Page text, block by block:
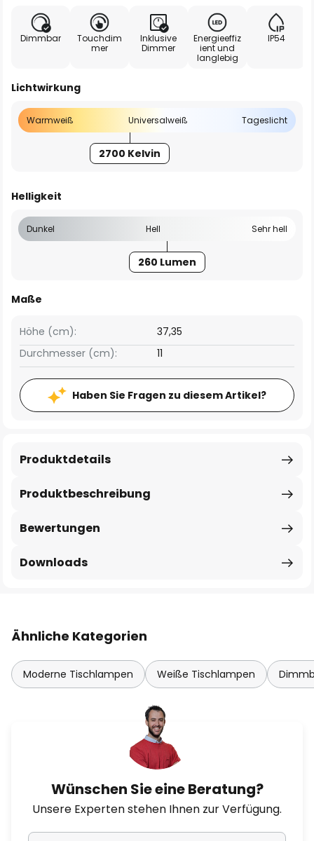
Dimmbar
Touchdim
mer
Inklusive
Dimmer
Energieeffiz
ient und
langlebig
IP54
Lichtwirkung
Warmweiß Universalweiß Tageslicht
2700 Kelvin
Helligkeit
Dunkel Hell Sehr hell
260 Lumen
Maße
Höhe (cm):
37,35
Durchmesser (cm):
11
Haben Sie Fragen zu diesem Artikel?
Produktbeschreibung
Produktdetails
Bewertungen
Downloads
Ähnliche Kategorien
Moderne Tischlampen Weiße Tischlampen
Wünschen Sie eine Beratung?
Unsere Experten stehen Ihnen zur Verfügung.